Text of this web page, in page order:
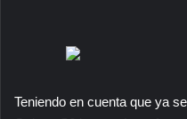
Teniendo en cuenta que ya